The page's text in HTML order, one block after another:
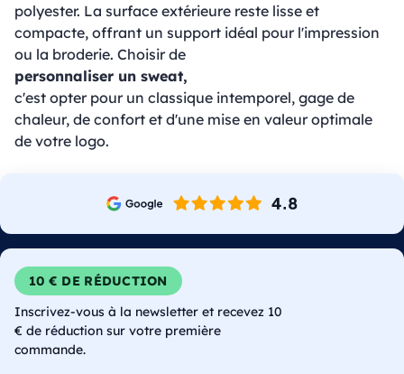
polyester. La surface extérieure reste lisse et
compacte, offrant un support idéal pour l'impression
ou la broderie. Choisir de
personnaliser un sweat,
c'est opter pour un classique intemporel, gage de
chaleur, de confort et d'une mise en valeur optimale
de votre logo.
10 € DE RÉDUCTION
Inscrivez-vous à la newsletter et recevez 10
€ de réduction sur votre première
commande.
E-mail